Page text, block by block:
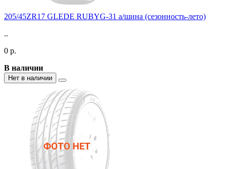
205/45ZR17 GLEDE RUBYG-31 а/шина (сезонность-лето)
..
0 р.
В наличии
Нет в наличии